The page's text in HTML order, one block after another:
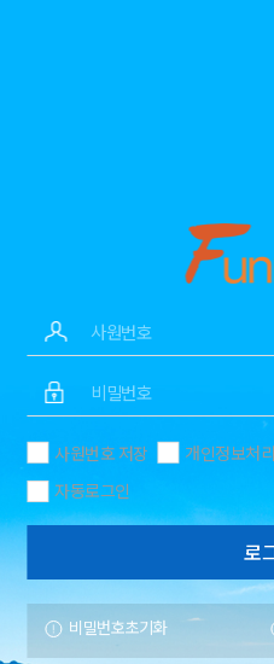
사원번호 저장 개인정보처
자동로그인
비밀번호초기화